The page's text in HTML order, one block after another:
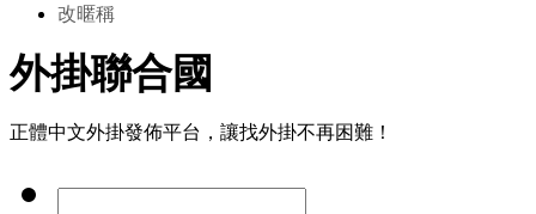
改暱稱
外掛聯合國
正體中文外掛發佈平台，讓找外掛不再困難！